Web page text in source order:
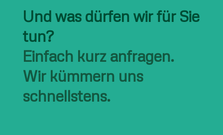
Und was dürfen wir für Sie
tun?
Einfach kurz anfragen.
Wir kümmern uns
schnellstens.